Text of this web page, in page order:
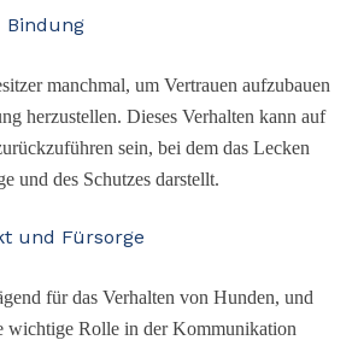
Bindung
manchmal, um Vertrauen aufzubauen
herzustellen. Dieses Verhalten kann auf
sein, bei dem das Lecken
und des Schutzes darstellt.
und Fürsorge
für das Verhalten von Hunden, und
wichtige Rolle in der Kommunikation